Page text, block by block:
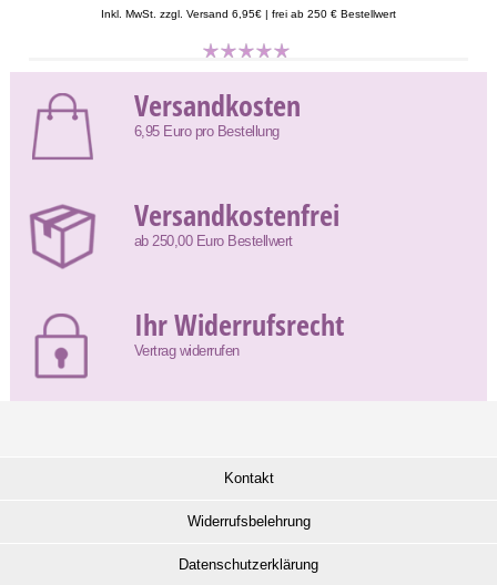
Inkl. MwSt. zzgl. Versand 6,95€ | frei ab 250 € Bestellwert
Versandkosten
6,95 Euro pro Bestellung
Versandkostenfrei
ab 250,00 Euro Bestellwert
Ihr Widerrufsrecht
Vertrag widerrufen
Kontakt
Widerrufsbelehrung
Datenschutzerklärung